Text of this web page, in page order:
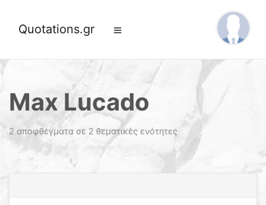
Quotations.gr
Max Lucado
2 αποφθέγματα σε 2 θεματικές ενότητες